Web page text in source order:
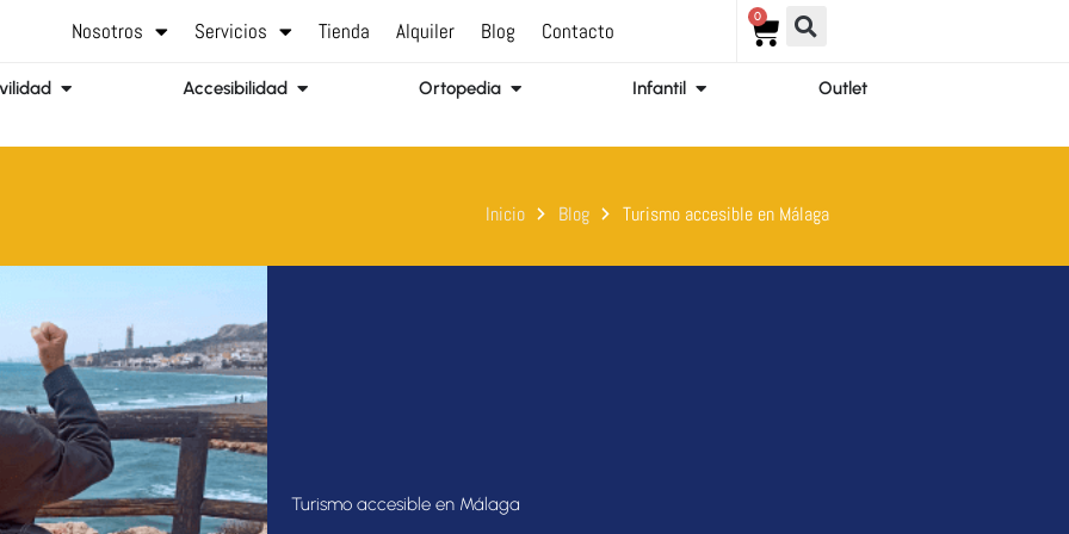
Nosotros Servicios Tienda Alquiler Blog Contacto
0
Carrito
Abrir Movilidad Accesibilidad Abrir AccesibilidadOrtopedia Abrir OrtopediaInfantil Abrir Infantil Outlet
Inicio Blog Turismo accesible en Málaga
Turismo accesible en Málaga